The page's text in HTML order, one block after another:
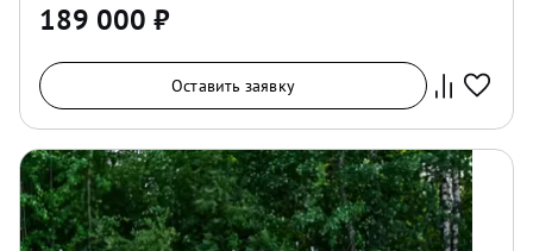
189 000 ₽
Оставить заявку